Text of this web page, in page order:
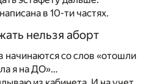
в 10-ти частях.
нельзя аборт
со слов «отошли
я на ДО»…